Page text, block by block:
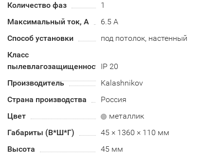
Количество фаз
1
Максимальный ток, А
6.5 А
Способ установки
под потолок, настенный
Класс
пылевлагозащищенностиIP 20
Производитель
Kalashnikov
Страна производства
Россия
Цвет
металлик
Габариты (В*Ш*Г)
45 × 1360 × 110 мм
Высота
45 мм